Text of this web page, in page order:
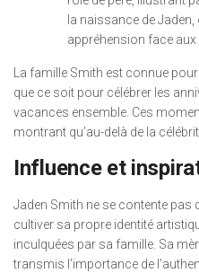
la naissance de
appréhension face aux
La famille Smith est connue
que ce soit pour célébrer les
vacances ensemble. Ces
montrant qu’au-delà de la
Influence et
Jaden Smith ne se contente pas
cultiver sa propre identité
inculquées par sa famille. Sa
transmis l’importance de